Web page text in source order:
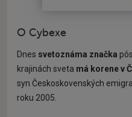
O Cybexe
Dnes svetoznáma značka
krajinách sveta má korene v
syn Českoskovenských
roku 2005.